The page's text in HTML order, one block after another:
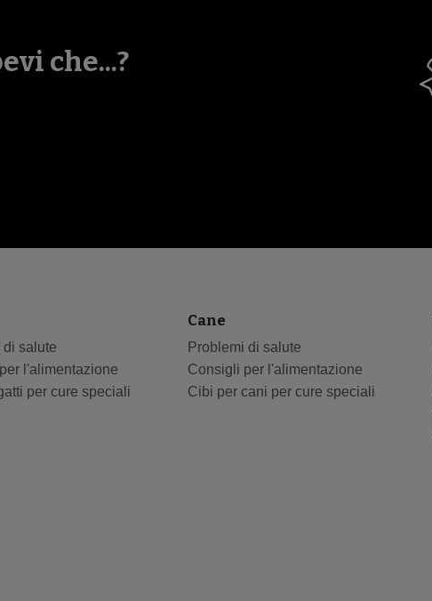
che...?
di salute
l'alimentazione
per cure speciali
Cane
Problemi di salute
Consigli per l'alimentazione
Cibi per cani per cure speciali